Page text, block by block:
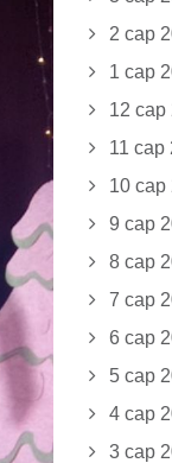
2 сар
1 сар
12 сар
11 сар
10 сар
9 сар
8 сар
7 сар
6 сар
5 сар
4 сар
3 сар